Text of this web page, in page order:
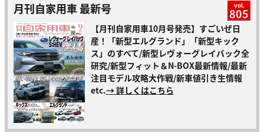
月刊自家用車 最新号 vol.
805
【月刊自家用車10月号発売】すごいぜ日
産！「新型エルグランド」「新型キック
ス」のすべて/新型レヴォーグレイバック全
研究/新型フィット＆N-BOX最新情報/最新
注目モデル攻略大作戦/新車値引き生情報
etc.→ 詳しくはこちら